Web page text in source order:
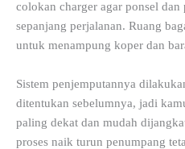
colokan charger agar ponsel
sepanjang perjalanan. Ruang
untuk menampung koper dan
Sistem penjemputannya
ditentukan sebelumnya, jadi
paling dekat dan mudah
proses naik turun penumpang